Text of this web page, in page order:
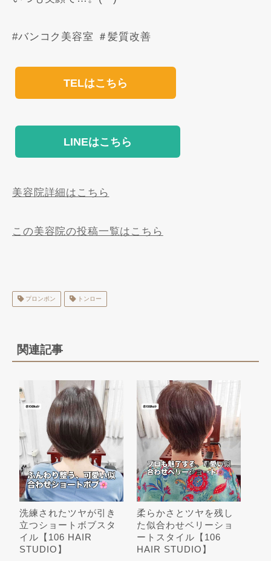
#バンコク美容室 ＃髪質改善
TELはこちら
LINEはこちら
美容院詳細はこちら
この美容院の投稿一覧はこちら
プロンポン トンロー
関連記事
洗練されたツヤが引き
立つショートボブスタ
イル【106 HAIR
STUDIO】
柔らかさとツヤを残し
た似合わせベリーショ
ートスタイル【106
HAIR STUDIO】